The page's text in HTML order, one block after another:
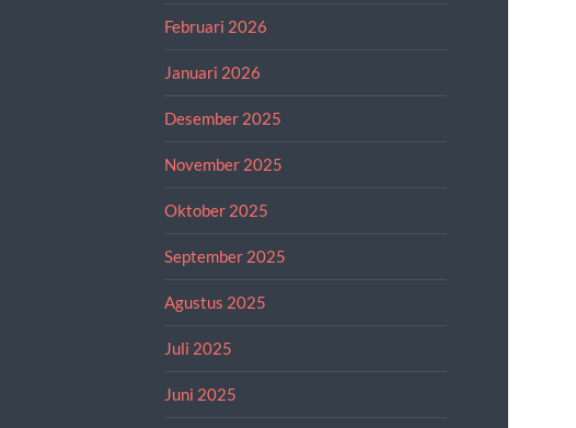
Februari 2026
Januari 2026
Desember 2025
November 2025
Oktober 2025
September 2025
Agustus 2025
Juli 2025
Juni 2025